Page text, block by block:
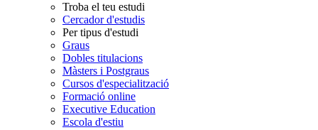
Troba el teu estudi
Cercador d'estudis
Per tipus d'estudi
Graus
Dobles titulacions
Màsters i Postgraus
Cursos d'especialització
Formació online
Executive Education
Escola d'estiu